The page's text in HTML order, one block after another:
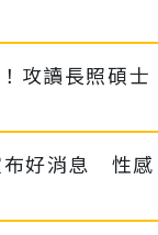
攻讀長照碩士
布好消息 性感